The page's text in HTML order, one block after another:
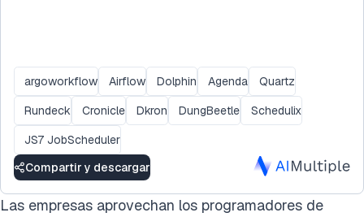
argoworkflow Airflow Dolphin Agenda
Quartz
Rundeck
Cronicle Dkron DungBeetle
Schedulix
JS7 JobScheduler
Compartir y descargar
Las empresas aprovechan los programadores de